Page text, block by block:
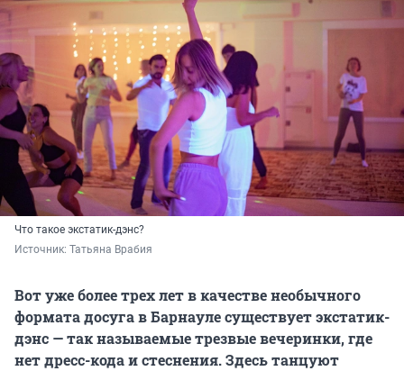
Что такое экстатик-дэнс?
Источник: Татьяна Врабия
Вот уже более трех лет в качестве необычного
формата досуга в Барнауле существует экстатик-
дэнс — так называемые трезвые вечеринки, где
нет дресс-кода и стеснения. Здесь танцуют